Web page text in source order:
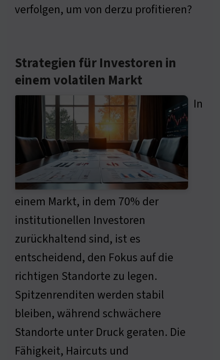
verfolgen, um von derzu profitieren?
Strategien für Investoren in
einem volatilen Markt
In
einem Markt, in dem 70% der
institutionellen Investoren
zurückhaltend sind, ist es
entscheidend, den Fokus auf die
richtigen Standorte zu legen.
Spitzenrenditen werden stabil
bleiben, während schwächere
Standorte unter Druck geraten. Die
Fähigkeit, Haircuts und